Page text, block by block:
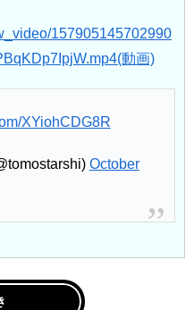
157905145702990
(動画)
XYiohCDG8R
October